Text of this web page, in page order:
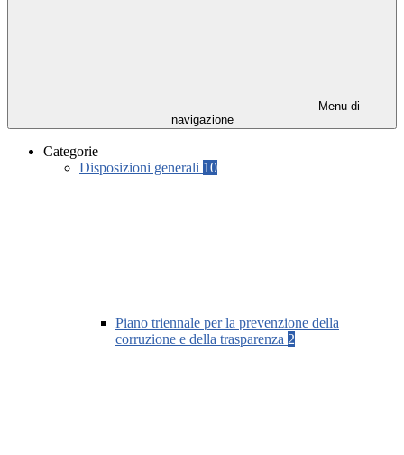
Menu di
navigazione
Categorie
Disposizioni generali 10
Piano triennale per la prevenzione della
corruzione e della trasparenza 2